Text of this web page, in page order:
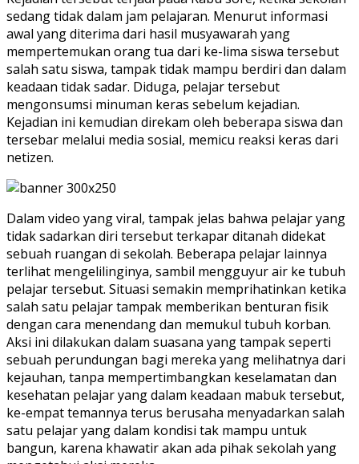
sedang tidak dalam jam pelajaran. Menurut informasi
awal yang diterima dari hasil musyawarah yang
mempertemukan orang tua dari ke-lima siswa tersebut
salah satu siswa, tampak tidak mampu berdiri dan dalam
keadaan tidak sadar. Diduga, pelajar tersebut
mengonsumsi minuman keras sebelum kejadian.
Kejadian ini kemudian direkam oleh beberapa siswa dan
tersebar melalui media sosial, memicu reaksi keras dari
netizen.
Dalam video yang viral, tampak jelas bahwa pelajar yang
tidak sadarkan diri tersebut terkapar ditanah didekat
sebuah ruangan di sekolah. Beberapa pelajar lainnya
terlihat mengelilinginya, sambil mengguyur air ke tubuh
pelajar tersebut. Situasi semakin memprihatinkan ketika
salah satu pelajar tampak memberikan benturan fisik
dengan cara menendang dan memukul tubuh korban.
Aksi ini dilakukan dalam suasana yang tampak seperti
sebuah perundungan bagi mereka yang melihatnya dari
kejauhan, tanpa mempertimbangkan keselamatan dan
kesehatan pelajar yang dalam keadaan mabuk tersebut,
ke-empat temannya terus berusaha menyadarkan salah
satu pelajar yang dalam kondisi tak mampu untuk
bangun, karena khawatir akan ada pihak sekolah yang